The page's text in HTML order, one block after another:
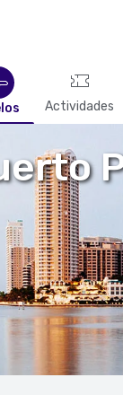
Actividades